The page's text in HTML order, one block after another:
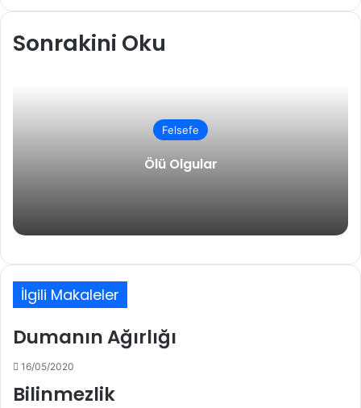
Sonrakini Oku
Felsefe
Ölü Olgular
İlgili Makaleler
Dumanın Ağırlığı
16/05/2020
Bilinmezlik